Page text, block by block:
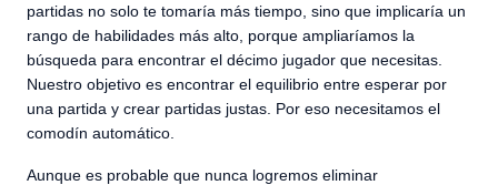
partidas no solo te tomaría más tiempo, sino que implicaría un
rango de habilidades más alto, porque ampliaríamos la
búsqueda para encontrar el décimo jugador que necesitas.
Nuestro objetivo es encontrar el equilibrio entre esperar por
una partida y crear partidas justas. Por eso necesitamos el
comodín automático.
Aunque es probable que nunca logremos eliminar